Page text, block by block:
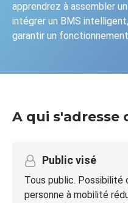
apprendrez à assembler
intégrer un BMS
garantir un
A qui
Public visé
Tous public. Possibilité
personne à mobilité